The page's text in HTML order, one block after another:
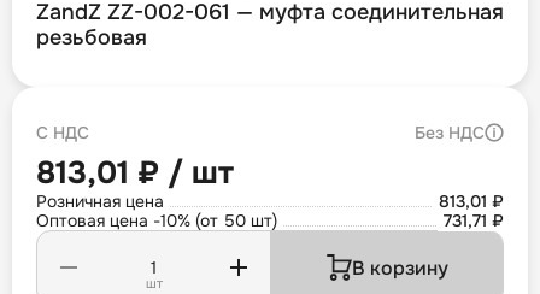
ZandZ ZZ-002-061 — муфта соединительная
резьбовая
С НДС Без НДС
813,01 ₽ / шт
Розничная цена
813,01 ₽
Оптовая цена -10% (от 50 шт)
731,71 ₽
шт
В корзину